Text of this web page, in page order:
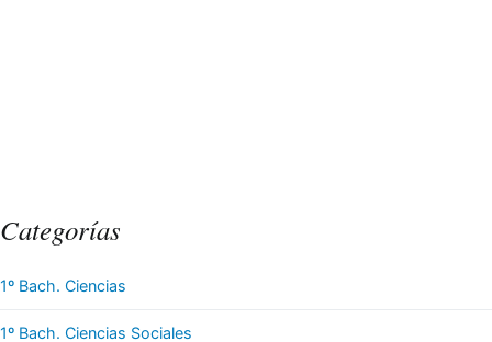
Categorías
1º Bach. Ciencias
1º Bach. Ciencias Sociales